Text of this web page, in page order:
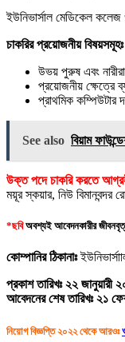
ইউনিভার্সাল মেডিকেল
চাকরির প্রয়োজনীয় বিষয়সমূহঃ
উভয় পুরুষ এবং
প্রয়োজনীয় ক্ষেত্রে
প্রাথমিক কম্পিউটার
See also বিয়াম
উক্ত পদে চাকরি করতে
ময়ূর স্কয়ার, নিউ
*ছবিঅবশ্যই আবেদনকারীর
কোম্পানির ঠিকানাঃ
প্রকাশ তারিখঃ ২২ জানুয়ারী
আবেদনের শেষ তারিখঃ ২১
নিয়োগ বিজ্ঞপ্তি ২০২২ থেকে আরওঃ